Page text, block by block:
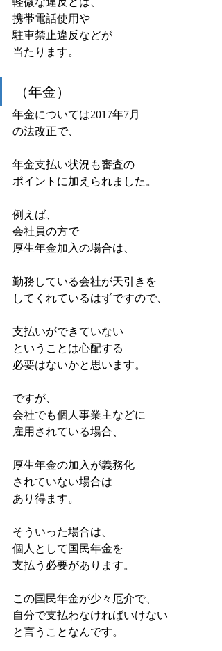
携帯電話使用や
駐車禁止違反などが
当たります。
（年金）
年金については2017年7月
の法改正で、
年金支払い状況も審査の
ポイントに加えられました。
例えば、
会社員の方で
厚生年金加入の場合は、
勤務している会社が天引きを
してくれているはずですので、
支払いができていない
ということは心配する
必要はないかと思います。
ですが、
会社でも個人事業主などに
雇用されている場合、
厚生年金の加入が義務化
されていない場合は
あり得ます。
そういった場合は、
個人として国民年金を
支払う必要があります。
この国民年金が少々厄介で、
自分で支払わなければいけない
と言うことなんです。